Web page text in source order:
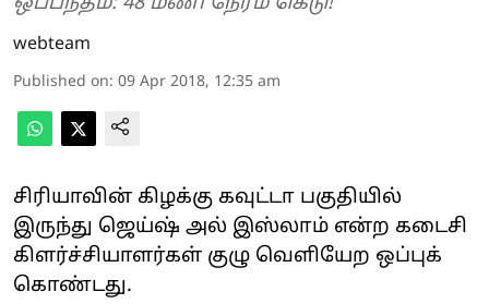
webteam
Published on: 09 Apr 2018, 12:35 am
சிரியாவின் கிழக்கு கவுட்டா பகுதியில்
இருந்து ஜெய்ஷ் அல் இஸ்லாம் என்ற கடைசி
கிளர்ச்சியாளர்கள் குழு வெளியேற ஒப்புக்
கொண்டது.